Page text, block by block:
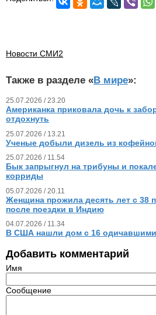
Новости СМИ2
Также в разделе «В мире»:
25.07.2026 / 23.20
Американка приковала дочь к
отдохнуть
25.07.2026 / 13.21
Ученые добыли дизель из
25.07.2026 / 11.54
Бык запрыгнул на трибуны и
корриды
05.07.2026 / 20.11
Женщина прожила десять лет с 38
после поездки в Индию
04.07.2026 / 11.34
В США нашли дом с 16
Добавить комментарий
Имя
Сообщение